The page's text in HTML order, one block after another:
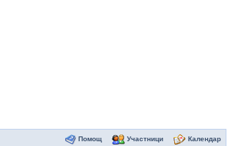
Помощ Участници Календар